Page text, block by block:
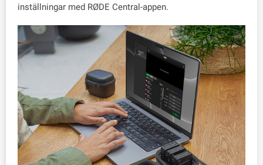
inställningar med RØDE Central-appen.